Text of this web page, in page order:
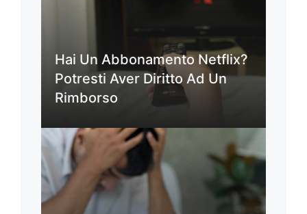
Hai Un Abbonamento Netflix?
Potresti Aver Diritto Ad Un
Rimborso